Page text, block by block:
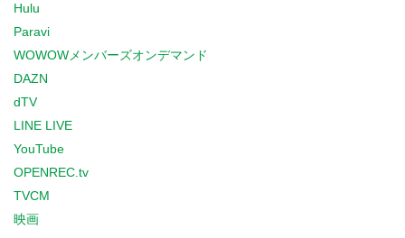
Hulu
Paravi
WOWOWメンバーズオンデマンド
DAZN
dTV
LINE LIVE
YouTube
OPENREC.tv
TVCM
映画